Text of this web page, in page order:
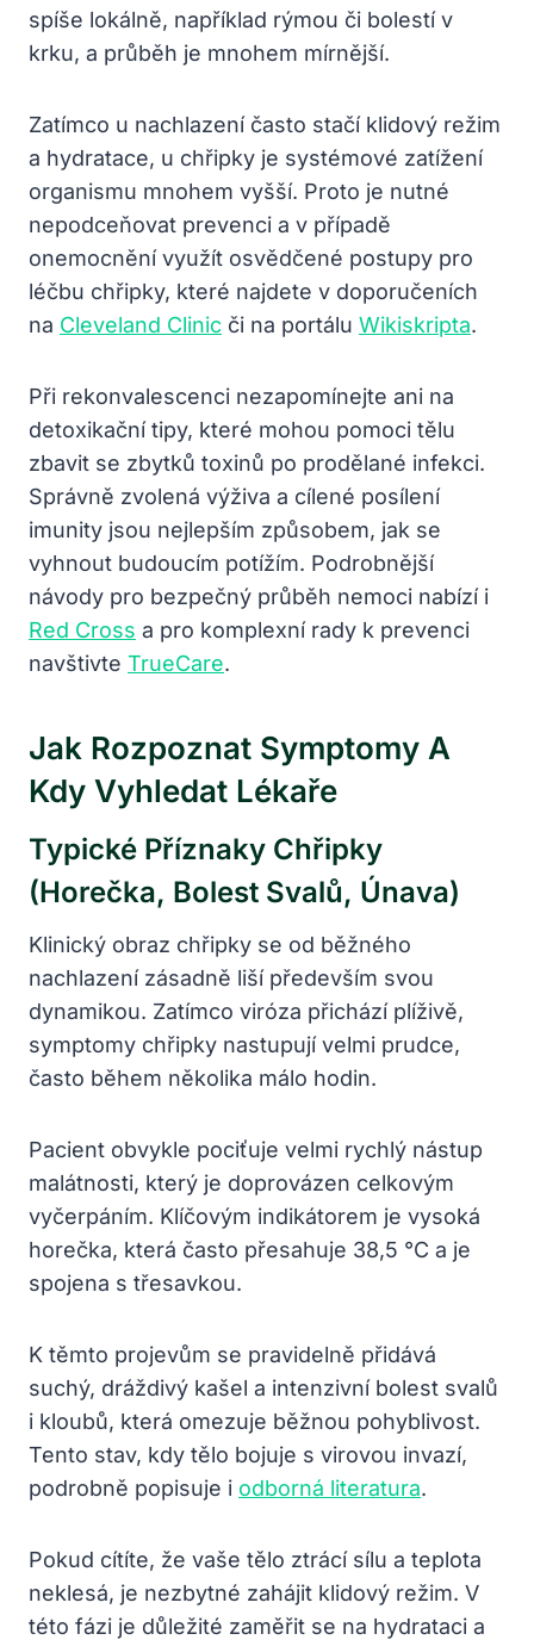
spíše lokálně, například rýmou či bolestí v
krku, a průběh je mnohem mírnější.
Zatímco u nachlazení často stačí klidový režim
a hydratace, u chřipky je systémové zatížení
organismu mnohem vyšší. Proto je nutné
nepodceňovat prevenci a v případě
onemocnění využít osvědčené postupy pro
léčbu chřipky, které najdete v doporučeních
na Cleveland Clinic či na portálu Wikiskripta.
Při rekonvalescenci nezapomínejte ani na
detoxikační tipy, které mohou pomoci tělu
zbavit se zbytků toxinů po prodělané infekci.
Správně zvolená výživa a cílené posílení
imunity jsou nejlepším způsobem, jak se
vyhnout budoucím potížím. Podrobnější
návody pro bezpečný průběh nemoci nabízí i
Red Cross a pro komplexní rady k prevenci
navštivte TrueCare.
Jak Rozpoznat Symptomy A
Kdy Vyhledat Lékaře
Typické Příznaky Chřipky
(horečka, Bolest Svalů, Únava)
Klinický obraz chřipky se od běžného
nachlazení zásadně liší především svou
dynamikou. Zatímco viróza přichází plíživě,
symptomy chřipky nastupují velmi prudce,
často během několika málo hodin.
Pacient obvykle pociťuje velmi rychlý nástup
malátnosti, který je doprovázen celkovým
vyčerpáním. Klíčovým indikátorem je vysoká
horečka, která často přesahuje 38,5 °C a je
spojena s třesavkou.
K těmto projevům se pravidelně přidává
suchý, dráždivý kašel a intenzivní bolest svalů
i kloubů, která omezuje běžnou pohyblivost.
Tento stav, kdy tělo bojuje s virovou invazí,
podrobně popisuje i odborná literatura.
Pokud cítíte, že vaše tělo ztrácí sílu a teplota
neklesá, je nezbytné zahájit klidový režim. V
této fázi je důležité zaměřit se na hydrataci a